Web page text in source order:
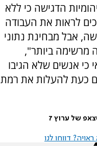
הדגישה כי ללא
לראות את העבודה
אבל מבחינת נתוני
מרשימה ביותר",
כי אנשים שלא הגיבו
כעת להעלות את רמת
של ערוץ 7
דווחו לנו